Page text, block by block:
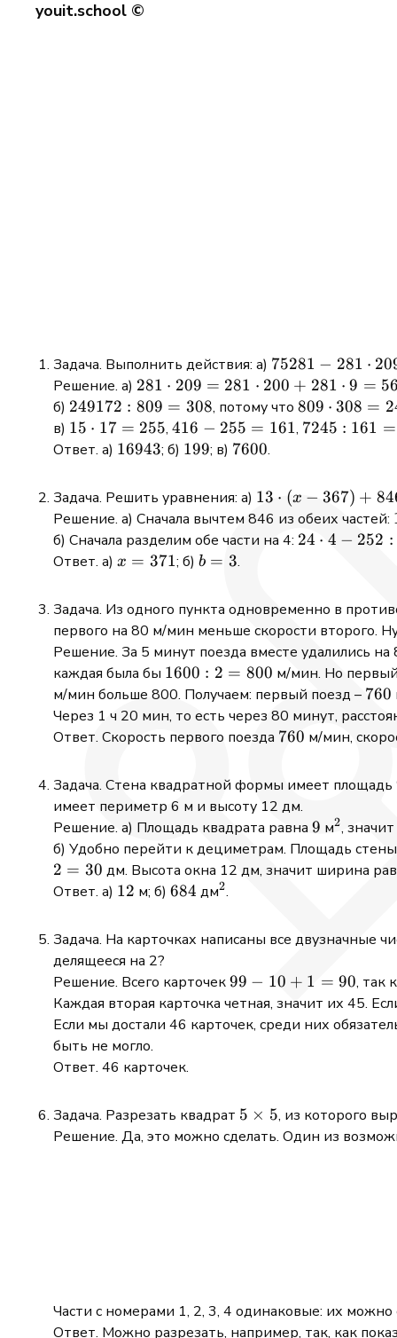
youit.school ©
Задача. Выполнить действия: а) 75281-
281\cdot
209+391
75281 − 281 ⋅
Решение. а) 281\cdot
209=281\cdot
200+281\cdot
9=56200+2529=58729
281 ⋅ 209 = 281 ⋅ 200 + 281 ⋅ 9 =
б) 249172:809=308
249172 : 809 = 308, потому что 809\cdot
308=249172
809 ⋅ 308 =
в) 15\cdot
17=255
15 ⋅ 17 = 255,416-
255=161
416 − 255 = 161, 7245 : 161 =
Ответ. а) 16943
16943; б) 199
199; в) 7600
7600.
Задача. Решить уравнения: а) 13\cdot(x-
367)+846=898
13 ⋅ (x − 367) +
Решение. а) Сначала вычтем 846 из обеих частей:
б) Сначала разделим обе части на 4: 24\cdot
24 ⋅ 4 − 252 :
Ответ. а) x=371
x = 371; б) b=3
b = 3.
Задача. Из одного пункта одновременно в
первого на 80 м/мин меньше скорости второго.
Решение. За 5 минут поезда вместе удалились
каждая была бы 1600:2=800
1600 : 2 = 800 м/мин. Но
м/мин больше 800. Получаем: первый поезд – 760
760
Через 1 ч 20 мин, то есть через 80 минут,
Ответ. Скорость первого поезда 760
760 м/мин,
Задача. Стена квадратной формы имеет площадь
имеет периметр 6 м и высоту 12 дм.
Решение. а) Площадь квадрата равна 9
9 м^2
2,
б) Удобно перейти к дециметрам. Площадь
2 = 30 дм. Высота окна 12 дм, значит ширина
Ответ. а) 12
12 м; б) 684
684 дм^2
2.
Задача. На карточках написаны все двузначные
делящееся на 2?
Решение. Всего карточек99-
10+1=90
99 − 10 + 1 = 90, так
Каждая вторая карточка четная, значит их 45.
Если мы достали 46 карточек, среди них
быть не могло.
Ответ. 46 карточек.
Задача. Разрезать квадрат 5\times
5
5 × 5, из которого
Решение. Да, это можно сделать. Один из
Части с номерами 1, 2, 3, 4 одинаковые: их
Ответ. Можно разрезать, например, так, как